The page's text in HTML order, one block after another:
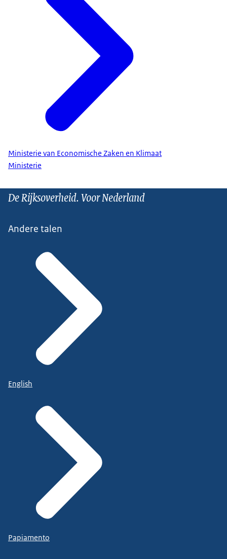
Ministerie van Economische Zaken en Klimaat
Ministerie
De Rijksoverheid. Voor Nederland
Andere talen
English
Papiamento